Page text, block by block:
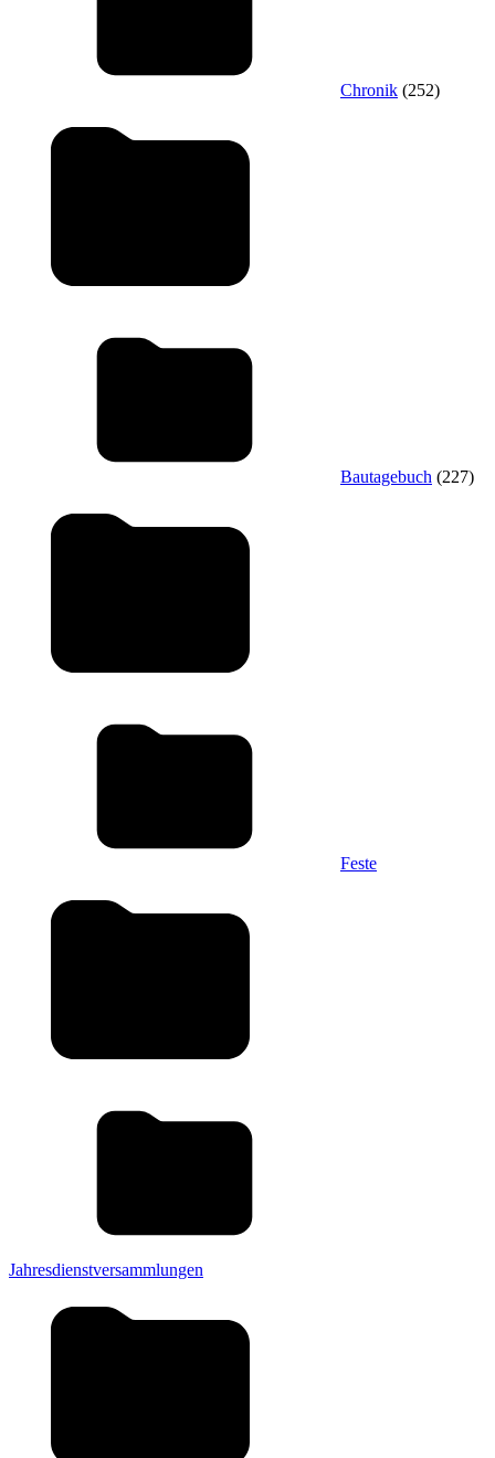
Chronik (252)
Bautagebuch (227)
Feste
Jahresdienstversammlungen